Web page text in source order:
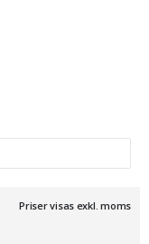
Priser visas exkl. moms